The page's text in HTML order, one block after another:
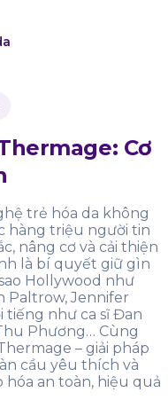
Cơ
trẻ hóa da không
hàng triệu người tin
nâng cơ và cải thiện
là bí quyết giữ gìn
Hollywood như
Paltrow, Jennifer
tiếng như ca sĩ Đan
Phương… Cùng
– giải pháp
cầu yêu thích và
an toàn, hiệu quả